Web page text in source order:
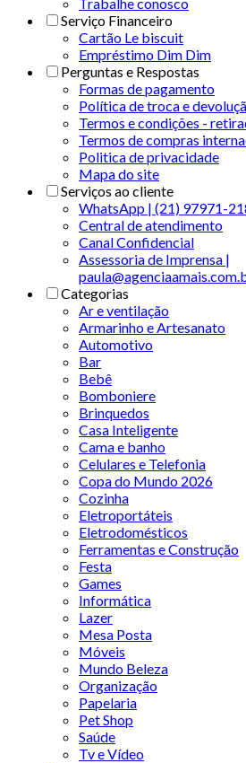
Serviço Financeiro
Cartão Le biscuit
Empréstimo Dim Dim
Perguntas e Respostas
Formas de pagamento
Política de troca e
Termos e condições -
Termos de compras
Politica de privacidade
Mapa do site
Serviços ao cliente
WhatsApp | (21) 97971-
Central de atendimento
Canal Confidencial
Assessoria de Imprensa |
Categorias
Ar e ventilação
Armarinho e Artesanato
Automotivo
Bar
Bebê
Bomboniere
Brinquedos
Casa Inteligente
Cama e banho
Celulares e Telefonia
Copa do Mundo 2026
Cozinha
Eletroportáteis
Eletrodomésticos
Ferramentas e Construção
Festa
Games
Informática
Lazer
Mesa Posta
Móveis
Mundo Beleza
Organização
Papelaria
Pet Shop
Saúde
Tv e Vídeo